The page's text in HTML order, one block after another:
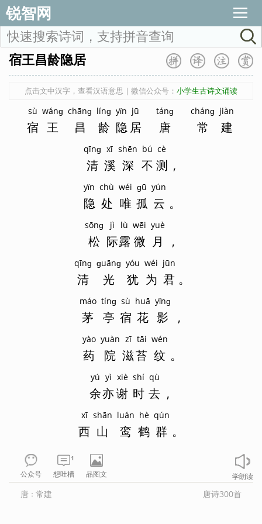
锐智网
宿王昌龄隐居
点击文中汉字，查看汉语意思 | 微信公众号： 小学生古诗文诵读
sù
宿
wánɡ
王
chānɡ
昌
línɡ
龄
yǐn
隐
jū
居
tánɡ
唐
chánɡ
常
jiàn
建
qīnɡ
清
xī
溪
shēn
深
bú
不
cè
测 ,
yǐn
隐
chù
处
wéi
唯
ɡū
孤
yún
云 。
sōnɡ
松
jì
际
lù
露
wēi
微
yuè
月 ,
qīnɡ
清
ɡuānɡ
光
yóu
犹
wéi
为
jūn
君 。
máo
茅
tínɡ
亭
sù
宿
huā
花
yǐnɡ
影 ,
yào
药
yuàn
院
zī
滋
tāi
苔
wén
纹 。
yú
余
yì
亦
xiè
谢
shí
时
qù
去 ,
xī
西
shān
山
luán
鸾
hè
鹤
qún
群 。
公众号 想吐槽
1
品图文 学朗读
唐 ： 常建 唐诗300首